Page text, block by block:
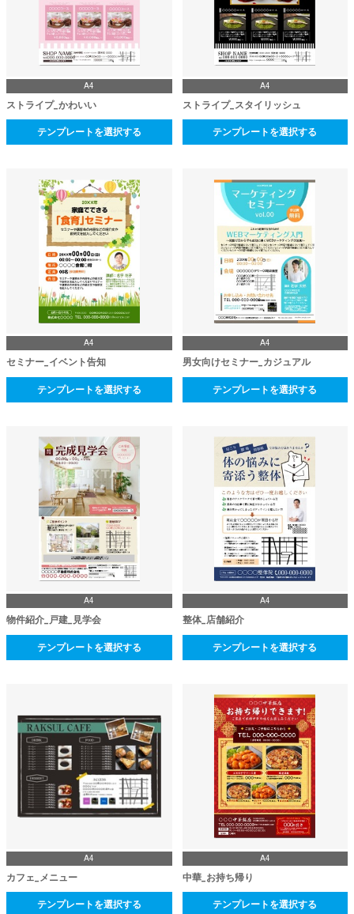
A4
ストライプ_かわいい
テンプレートを選択する
A4
ストライプ_スタイリッシュ
テンプレートを選択する
A4
セミナー_イベント告知
テンプレートを選択する
A4
男女向けセミナー_カジュアル
テンプレートを選択する
A4
物件紹介_戸建_見学会
テンプレートを選択する
A4
整体_店舗紹介
テンプレートを選択する
A4
カフェ_メニュー
テンプレートを選択する
A4
中華_お持ち帰り
テンプレートを選択する